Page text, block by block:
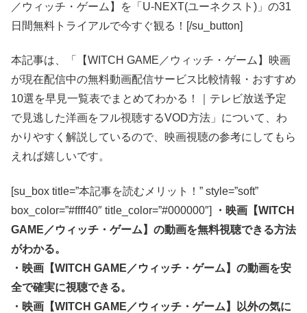
／ウィッチ・ゲーム】を「U-NEXT(ユーネクスト)」の31
日間無料トライアルで今すぐ観る！[/su_button]
本記事は、「【WITCH GAME／ウィッチ・ゲーム】映画
が現在配信中の無料動画配信サービス比較情報・おすすめ
10選を早見一覧表でまとめてわかる！｜テレビ放送予定
で見逃した洋画をフル視聴するVOD方法」について、わ
かりやすく解説しているので、映画視聴の参考にしてもら
えれば嬉しいです。
[su_box title=”本記事を読むメリット！” style=”soft”
box_color=”#ffff40″ title_color=”#000000″]
・映画【WITCH
GAME／ウィッチ・ゲーム】の動画を無料視聴できる方法
がわかる。
・映画【WITCH GAME／ウィッチ・ゲーム】の動画を安
全で確実に視聴できる。
・映画【WITCH GAME／ウィッチ・ゲーム】以外の気に